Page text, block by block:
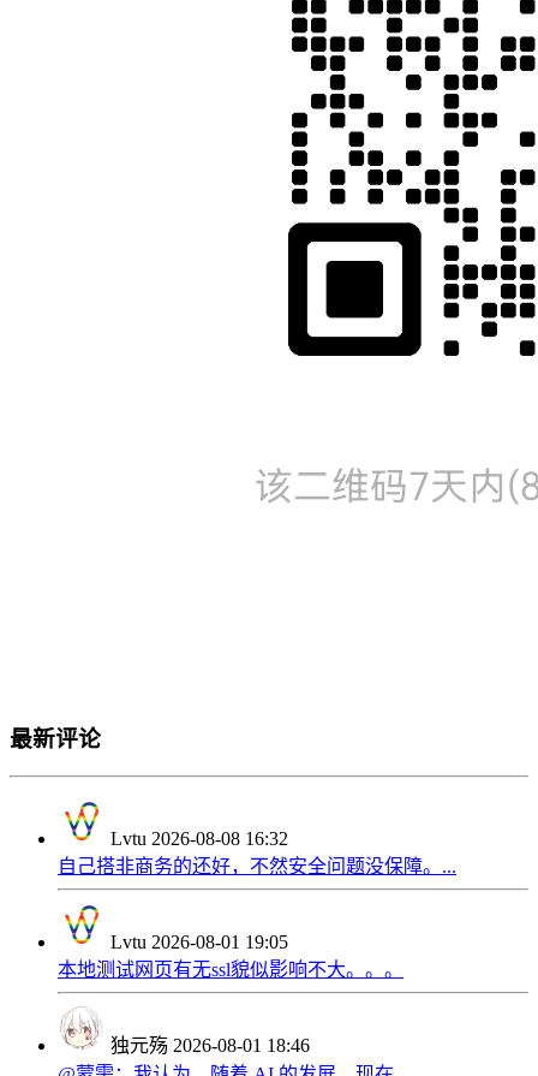
最新评论
Lvtu 2026-08-08 16:32
自己搭非商务的还好，不然安全问题没保障。...
Lvtu 2026-08-01 19:05
本地测试网页有无ssl貌似影响不大。。。
独元殇 2026-08-01 18:46